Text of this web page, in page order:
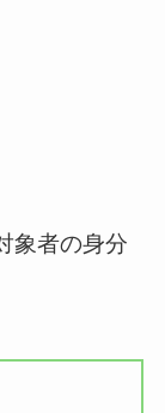
象者の身分